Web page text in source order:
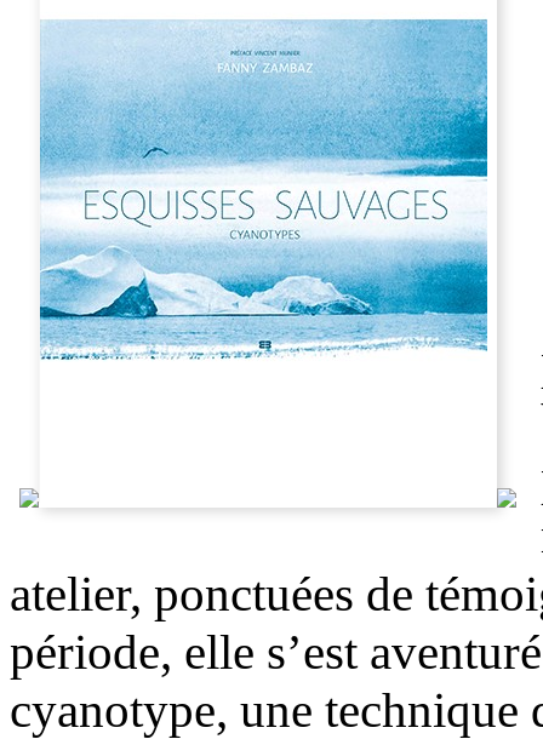
atelier, ponctuées de
période, elle s’est
cyanotype, une